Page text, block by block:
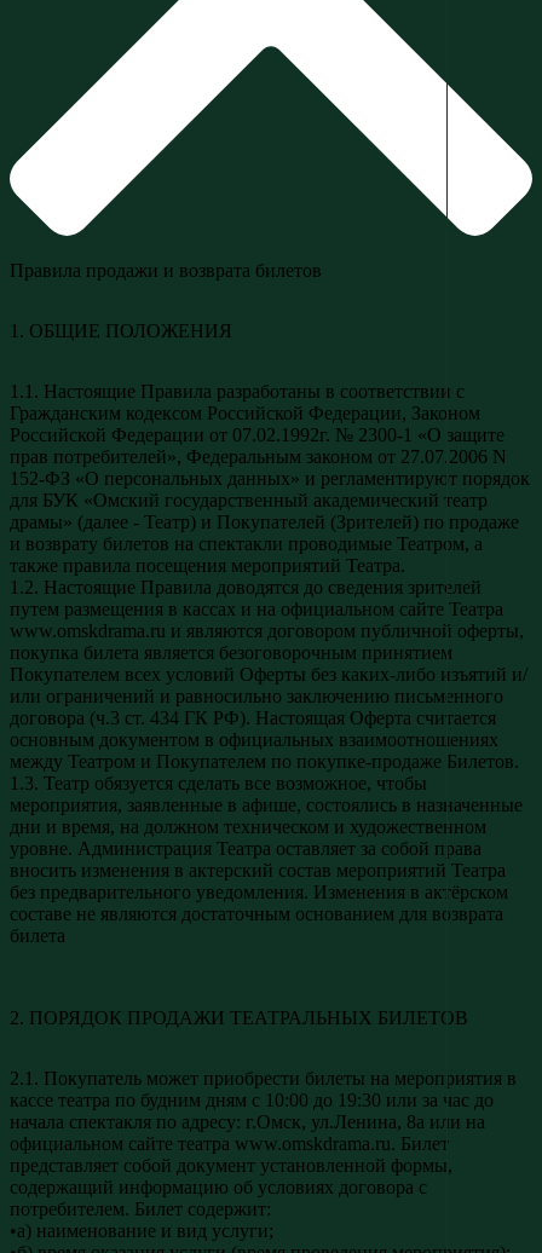
Правила продажи и возврата билетов
1. ОБЩИЕ ПОЛОЖЕНИЯ
1.1. Настоящие Правила разработаны в соответствии с
Гражданским кодексом Российской Федерации, Законом
Российской Федерации от 07.02.1992г. № 2300-1 «О защите
прав потребителей», Федеральным законом от 27.07.2006 N
152-ФЗ «О персональных данных» и регламентируют порядок
для БУК «Омский государственный академический театр
драмы» (далее - Театр) и Покупателей (Зрителей) по продаже
и возврату билетов на спектакли проводимые Театром, а
также правила посещения мероприятий Театра.
1.2. Настоящие Правила доводятся до сведения зрителей
путем размещения в кассах и на официальном сайте Театра
www.omskdrama.ru и являются договором публичной оферты,
покупка билета является безоговорочным принятием
Покупателем всех условий Оферты без каких-либо изъятий и/
или ограничений и равносильно заключению письменного
договора (ч.3 ст. 434 ГК РФ). Настоящая Оферта считается
основным документом в официальных взаимоотношениях
между Театром и Покупателем по покупке-продаже Билетов.
1.3. Театр обязуется сделать все возможное, чтобы
мероприятия, заявленные в афише, состоялись в назначенные
дни и время, на должном техническом и художественном
уровне. Администрация Театра оставляет за собой права
вносить изменения в актерский состав мероприятий Театра
без предварительного уведомления. Изменения в актёрском
составе не являются достаточным основанием для возврата
билета
2. ПОРЯДОК ПРОДАЖИ ТЕАТРАЛЬНЫХ БИЛЕТОВ
2.1. Покупатель может приобрести билеты на мероприятия в
кассе театра по будним дням с 10:00 до 19:30 или за час до
начала спектакля по адресу: г.Омск, ул.Ленина, 8а или на
официальном сайте театра www.omskdrama.ru. Билет
представляет собой документ установленной формы,
содержащий информацию об условиях договора с
потребителем. Билет содержит:
•а) наименование и вид услуги;